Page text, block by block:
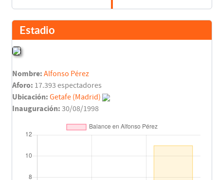
Casquero
Alberto
Manu
Estadio
Nombre: Alfonso Pérez
Aforo: 17.393 espectadores
Ubicación: Getafe (Madrid)
Inauguración: 30/08/1998